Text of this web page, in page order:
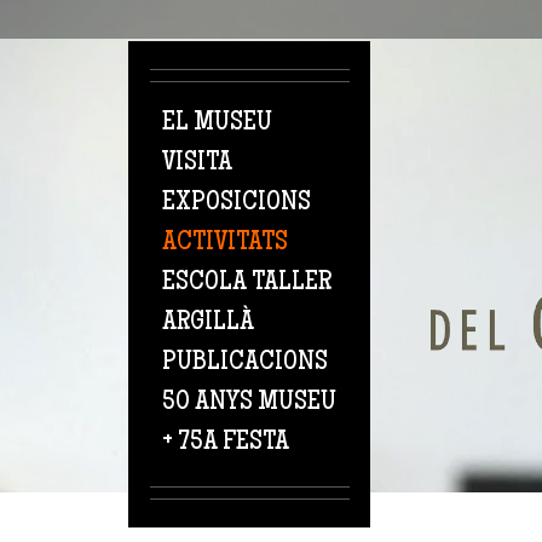
EL MUSEU
VISITA
EXPOSICIONS
ACTIVITATS
ESCOLA TALLER
ARGILLÀ
PUBLICACIONS
50 ANYS MUSEU
+ 75A FESTA